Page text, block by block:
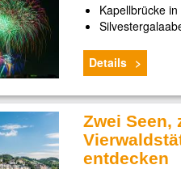
Kapellbrücke
Details
Zwei Seen,
entdecken